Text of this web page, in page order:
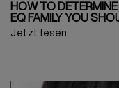
HOW TO
EQ FAMILY YOU
Jetzt lesen